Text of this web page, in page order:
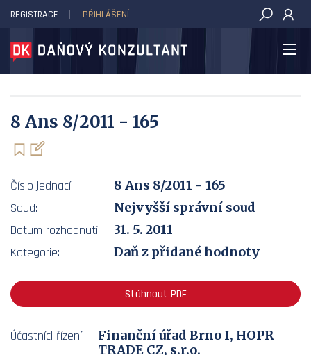
DAŇOVÝ KONZULTANT
REGISTRACE PŘIHLÁŠENÍ
8 Ans 8/2011 - 165
Číslo jednací:
8 Ans 8/2011 - 165
Soud:
Nejvyšší správní soud
Datum rozhodnutí:
31. 5. 2011
Kategorie:
Daň z přidané hodnoty
Stáhnout PDF
Účastníci řízení:
Finanční úřad Brno I, HOPR
TRADE CZ, s.r.o.